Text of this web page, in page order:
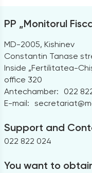
PP „Monitorul
MD-2005, Kishinev
Constantin Tanase
Inside „Fertilitatea-
office 320
Antechamber:
022
E-mail:
Support and
022 822 024
You want to